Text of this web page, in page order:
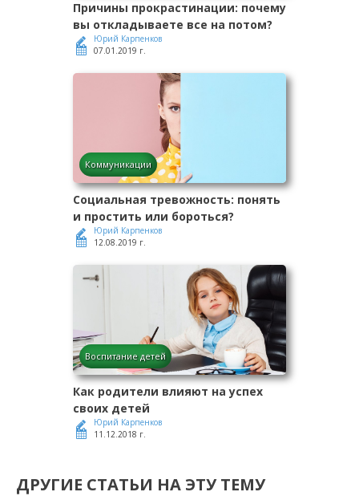
Причины прокрастинации: почему
вы откладываете все на потом?
Юрий Карпенков
07.01.2019 г.
Коммуникации
Социальная тревожность: понять
и простить или бороться?
Юрий Карпенков
12.08.2019 г.
Воспитание детей
Как родители влияют на успех
своих детей
Юрий Карпенков
11.12.2018 г.
ДРУГИЕ СТАТЬИ НА ЭТУ ТЕМУ